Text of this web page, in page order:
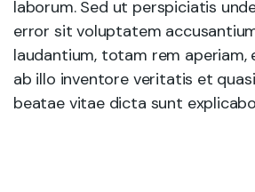
laborum. Sed ut perspiciatis
error sit voluptatem
laudantium, totam rem aperiam,
ab illo inventore veritatis et
beatae vitae dicta sunt